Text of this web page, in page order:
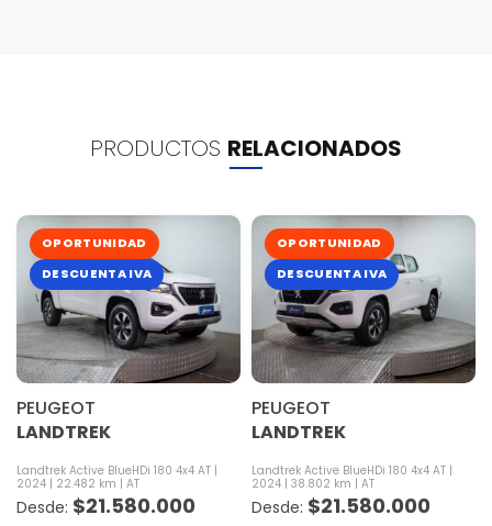
PRODUCTOS RELACIONADOS
OPORTUNIDAD
DESCUENTA IVA
PEUGEOT
LANDTREK
Landtrek Active BlueHDi 180 4x4 AT
2024
22.482 km AT
$21.580.000
OPORTUNIDAD
DESCUENTA IVA
PEUGEOT
LANDTREK
Landtrek Active BlueHDi 180 4x4 AT
2024 38.802 km AT
$21.580.000